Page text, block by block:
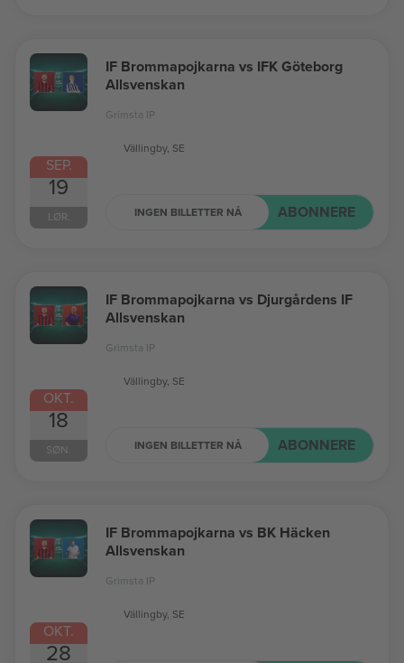
SEP.
19
LØR.
IF Brommapojkarna vs IFK Göteborg
Allsvenskan
Grimsta IP
Vällingby, SE
INGEN BILLETTER NÅ ABONNERE
OKT.
18
SØN.
IF Brommapojkarna vs Djurgårdens IF
Allsvenskan
Grimsta IP
Vällingby, SE
INGEN BILLETTER NÅ ABONNERE
OKT.
28
IF Brommapojkarna vs BK Häcken
Allsvenskan
Grimsta IP
Vällingby, SE